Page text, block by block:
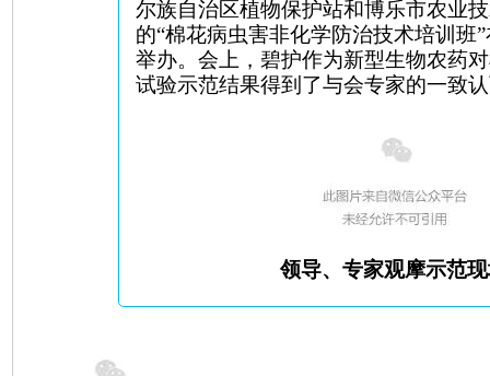
尔族自治区植物保护站和博乐市农业
的“棉花病虫害非化学防治技术培训班
举办。会上，碧护作为新型生物农药
试验示范结果得到了与会专家的一致
领导、专家观摩示范